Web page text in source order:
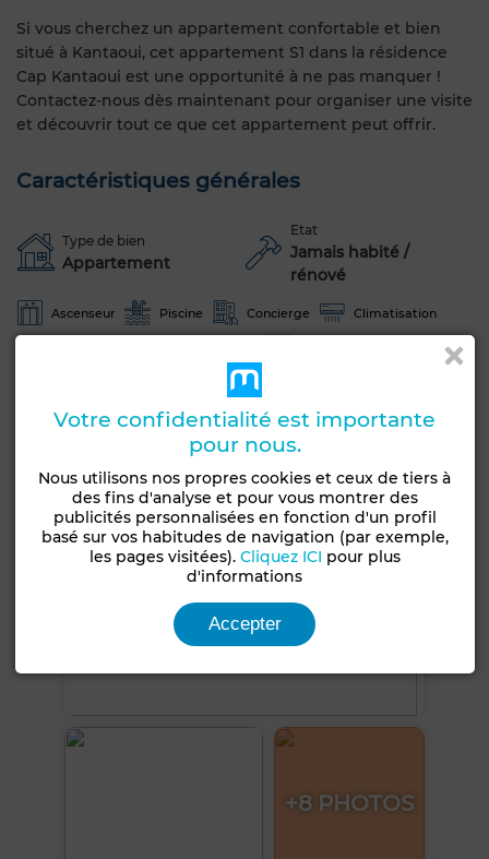
Si vous cherchez un appartement confortable et bien
situé à Kantaoui, cet appartement S1 dans la résidence
Cap Kantaoui est une opportunité à ne pas manquer !
Contactez-nous dès maintenant pour organiser une visite
et découvrir tout ce que cet appartement peut offrir.
Caractéristiques générales
Type de bien
Appartement
Etat
Jamais habité /
rénové
Ascenseur Piscine Concierge Climatisation
+8 PHOTOS
Votre confidentialité est importante
pour nous.
Nous utilisons nos propres cookies et ceux de tiers à
des fins d'analyse et pour vous montrer des
publicités personnalisées en fonction d'un profil
basé sur vos habitudes de navigation (par exemple,
les pages visitées). Cliquez ICI pour plus
d'informations
Accepter